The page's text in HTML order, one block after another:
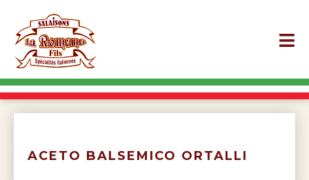
ACETO BALSEMICO ORTALLI